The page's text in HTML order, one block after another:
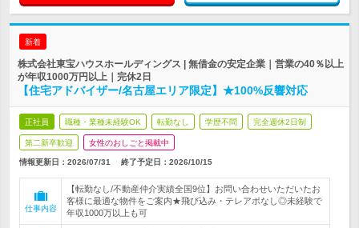
新着
株式会社東宝ハウスホールディングス | 無借金の安定企業｜営業の40％以上
が年収1000万円以上｜完休2日
【住宅アドバイザー/名古屋エリア限定】★100%反響対応
正社員 職種・業種未経験OK 転勤なし 学歴不問 完全週休2日制
第二新卒歓迎 女性のおしごと掲載中
情報更新日：2026/07/31 終了予定日： 2026/10/15
仕事内容
【転勤なし/不動産仲介実績全国9位】お問い合わせいただいたお
客様に最適な物件をご案内★飛び込み・テレアポなし◎未経験で
年収1000万以上も可